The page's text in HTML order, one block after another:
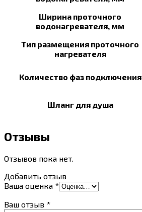
Ширина проточного
водонагревателя, мм
Тип размещения проточного
нагревателя
Количество фаз подключения
Шланг для душа
Отзывы
Отзывов пока нет.
Добавить отзыв
Ваша оценка *
Ваш отзыв *